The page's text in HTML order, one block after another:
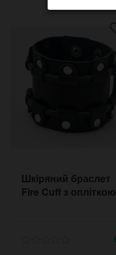
Шкіряний браслет
Fire Cuff з опліткою